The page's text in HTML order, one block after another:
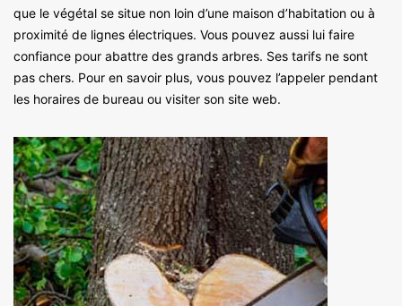
que le végétal se situe non loin d’une maison d’habitation ou à
proximité de lignes électriques. Vous pouvez aussi lui faire
confiance pour abattre des grands arbres. Ses tarifs ne sont
pas chers. Pour en savoir plus, vous pouvez l’appeler pendant
les horaires de bureau ou visiter son site web.